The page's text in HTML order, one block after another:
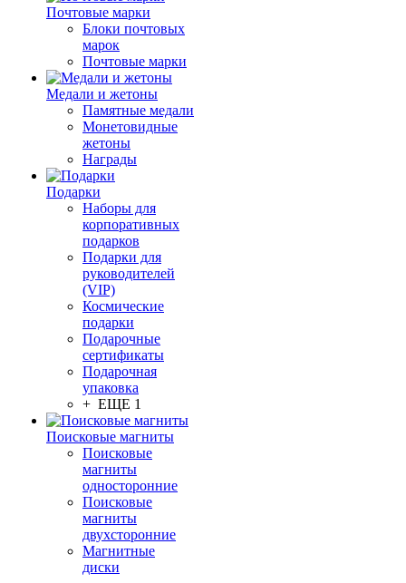
Почтовые марки
Блоки почтовых
марок
Почтовые марки
Медали и жетоны
Памятные медали
Монетовидные
жетоны
Награды
Подарки
Наборы для
корпоративных
подарков
Подарки для
руководителей
(VIP)
Космические
подарки
Подарочные
сертификаты
Подарочная
упаковка
+ ЕЩЕ 1
Поисковые магниты
Поисковые
магниты
односторонние
Поисковые
магниты
двухсторонние
Магнитные
диски